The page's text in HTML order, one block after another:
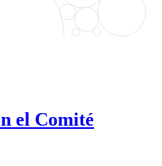
el Comité